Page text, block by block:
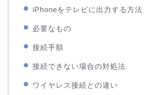
iPhoneをテレビに出力する方法
必要なもの
接続手順
接続できない場合の対処法
ワイヤレス接続との違い